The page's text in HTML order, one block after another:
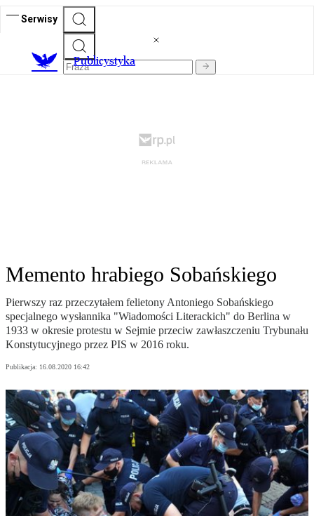
Serwisy
Publicystyka
Memento hrabiego Sobańskiego
Pierwszy raz przeczytałem felietony Antoniego Sobańskiego
specjalnego wysłannika "Wiadomości Literackich" do Berlina w
1933 w okresie protestu w Sejmie przeciw zawłaszczeniu Trybunału
Konstytucyjnego przez PIS w 2016 roku.
Publikacja: 16.08.2020 16:42